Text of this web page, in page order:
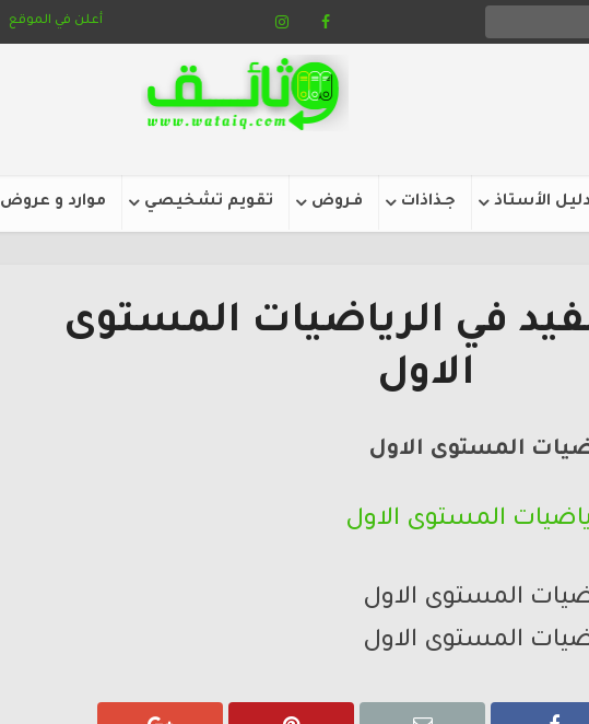
أعلن في الموقع
دليل الأستاذ جـذاذات فـروض تقويم تشخيصي موارد و عروض
في الرياضيات المستوى
الاول
المستوى الاول
المستوى الاول
المستوى الاول